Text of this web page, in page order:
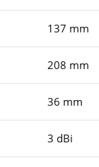
137 mm
208 mm
36 mm
3 dBi